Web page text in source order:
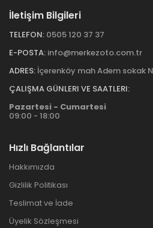
İletişim Bilgileri
TELEFON: 0505 120 37 37
E-POSTA: info@merkezoto.com.tr
ADRES: İçerenköy mah Adem sokak
ÇALIŞMA GÜNLERI VE SAATLERI:
Pazartesi - Cumartesi
09:00 - 18:00
Hızlı Bağlantılar
Hakkımızda
Gizlilik Politikası
Teslimat ve İade
Üyelik Sözleşmesi